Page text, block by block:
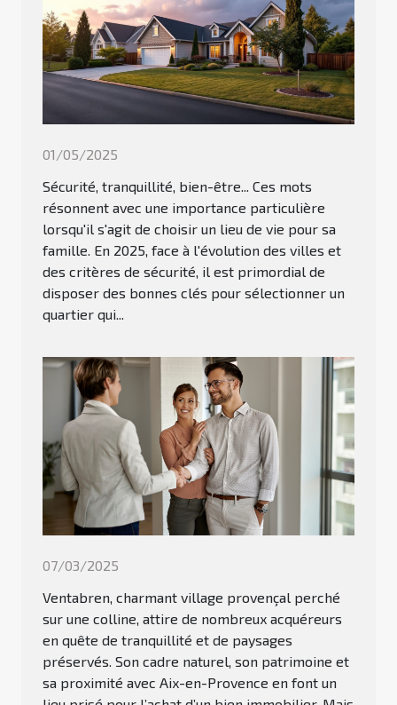
01/05/2025
Sécurité, tranquillité, bien-être... Ces mots
résonnent avec une importance particulière
lorsqu'il s'agit de choisir un lieu de vie pour sa
famille. En 2025, face à l'évolution des villes et
des critères de sécurité, il est primordial de
disposer des bonnes clés pour sélectionner un
quartier qui...
07/03/2025
Ventabren, charmant village provençal perché
sur une colline, attire de nombreux acquéreurs
en quête de tranquillité et de paysages
préservés. Son cadre naturel, son patrimoine et
sa proximité avec Aix-en-Provence en font un